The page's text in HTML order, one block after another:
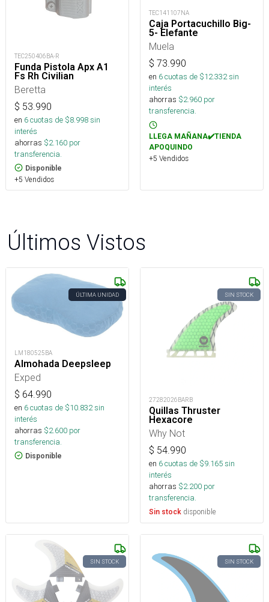
TEC250406BA-R
Funda Pistola Apx A1
Fs Rh Civilian
Beretta
$ 53.990
en 6cuotas de $8.998sin
interés
ahorras $2.160 por
transferencia.
Disponible
+5 Vendidos
TEC141107NA
Caja Portacuchillo Big-
5- Elefante
Muela
$ 73.990
en 6cuotas de $12.332sin
interés
ahorras $2.960 por
transferencia.
LLEGA MAÑANA✔️TIENDA
APOQUINDO
+5 Vendidos
Últimos Vistos
ÚLTIMA UNIDAD
LM180525BA
Almohada Deepsleep
Exped
$ 64.990
en 6cuotas de $10.832sin
interés
ahorras $2.600 por
transferencia.
Disponible
SIN STOCK
27282026BARB
Quillas Thruster
Hexacore
Why Not
$ 54.990
en 6cuotas de $9.165sin
interés
ahorras $2.200 por
transferencia.
Sin stock disponible
SIN STOCK SIN STOCK